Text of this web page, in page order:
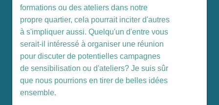
formations ou des ateliers dans notre
propre quartier, cela pourrait inciter d'autres
à s'impliquer aussi. Quelqu'un d'entre vous
serait-il intéressé à organiser une réunion
pour discuter de potentielles campagnes
de sensibilisation ou d'ateliers? Je suis sûr
que nous pourrions en tirer de belles idées
ensemble.